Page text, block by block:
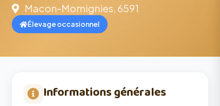
Macon-Momignies, 6591
Élevage occasionnel
Informations générales